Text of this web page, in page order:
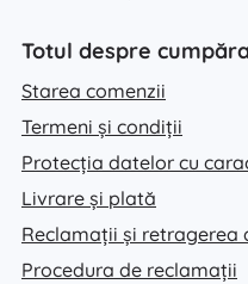
Totul despre
Starea comenzii
Termeni și condiții
Protecția datelor cu
Livrare și plată
Reclamații și retragerea
Procedura de reclamații